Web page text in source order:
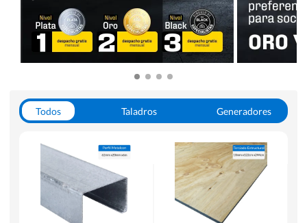
Todos Taladros
Generadores
Herramientas Manuales
Sierras Circulares